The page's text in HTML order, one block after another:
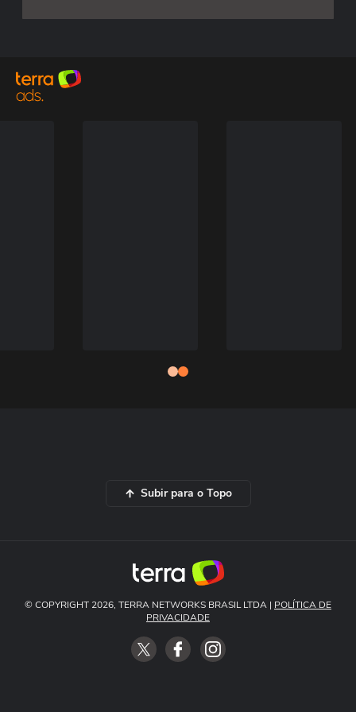
Subir para o Topo
© COPYRIGHT 2026, TERRA NETWORKS BRASIL LTDA | POLÍTICA DE
PRIVACIDADE